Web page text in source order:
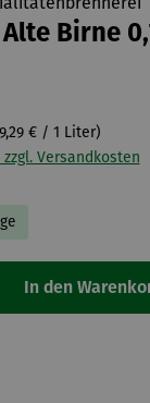
Birne
€ / 1 Liter)
Versandkosten
In den